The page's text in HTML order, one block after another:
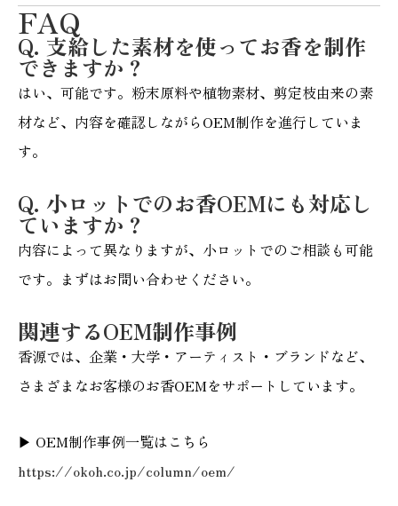
FAQ
Q. 支給した素材を使ってお香を制作
できますか？
はい、可能です。粉末原料や植物素材、剪定枝由来の素
材など、内容を確認しながらOEM制作を進行していま
す。
Q. 小ロットでのお香OEMにも対応し
ていますか？
内容によって異なりますが、小ロットでのご相談も可能
です。まずはお問い合わせください。
関連するOEM制作事例
香源では、企業・大学・アーティスト・ブランドなど、
さまざまなお客様のお香OEMをサポートしています。
▶ OEM制作事例一覧はこちら
https://okoh.co.jp/column/oem/